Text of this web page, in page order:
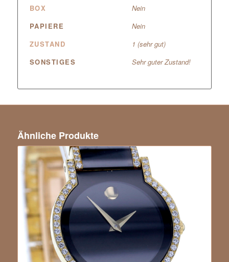
BOX
Nein
PAPIERE
Nein
ZUSTAND
1 (sehr gut)
SONSTIGES
Sehr guter Zustand!
Ähnliche Produkte